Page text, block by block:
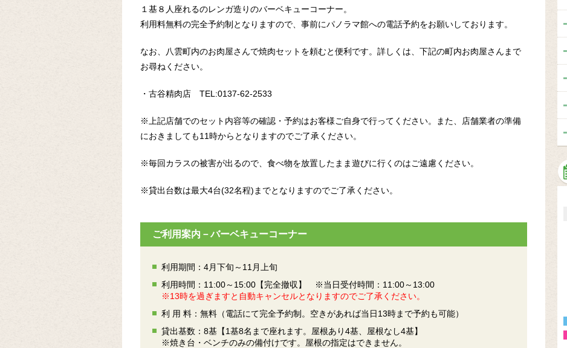
１基８人座れるのレンガ造りのバーベキューコーナー。
利用料無料の完全予約制となりますので、事前にパノラマ館への電話予約をお願いしております。
なお、八雲町内のお肉屋さんで焼肉セットを頼むと便利です。詳しくは、下記の町内お肉屋さんまで
お尋ねください。
・古谷精肉店 TEL:0137-62-2533
※上記店舗でのセット内容等の確認・予約はお客様ご自身で行ってください。また、店舗業者の準備
におきましても11時からとなりますのでご了承ください。
※毎回カラスの被害が出るので、食べ物を放置したまま遊びに行くのはご遠慮ください。
※貸出台数は最大4台(32名程)までとなりますのでご了承ください。
ご利用案内－バーベキューコーナー
利用期間：4月下旬～11月上旬
利用時間：11:00～15:00【完全撤収】 ※当日受付時間：11:00～13:00
※13時を過ぎますと 自動キャンセルとなりますのでご了承ください。
利 用 料：無料（電話にて完全予約制。空きがあれば当日13時まで予約も可能）
貸出基数：8基【1基8名まで座れます。屋根あり4基、屋根なし4基】
※焼き台・ベンチのみの備付けです。屋根の指定はできません。